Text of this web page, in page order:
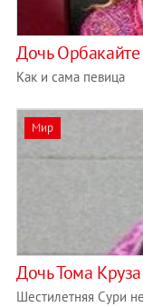
Дочь Орбакайте
Как и сама певица
Мир
Дочь Тома
Шестилетняя Сури